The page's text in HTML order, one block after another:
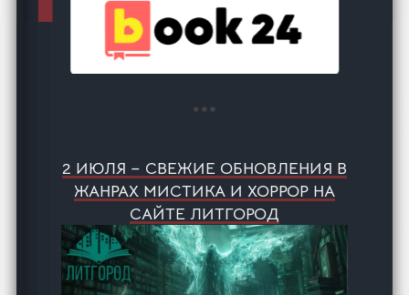
2 ИЮЛЯ – СВЕЖИЕ ОБНОВЛЕНИЯ В
ЖАНРАХ МИСТИКА И ХОРРОР НА
САЙТЕ ЛИТГОРОД